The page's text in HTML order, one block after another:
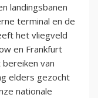
landingsbanen
terminal en de
het vliegveld
en Frankfurt
van
elders gezocht
nationale